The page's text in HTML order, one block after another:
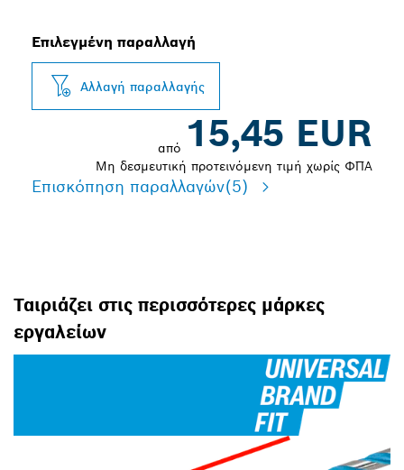
Επιλεγμένη παραλλαγή
Αλλαγή παραλλαγής
από 15,45 EUR
Μη δεσμευτική προτεινόμενη τιμή χωρίς ΦΠΑ
Επισκόπηση παραλλαγών(5)
Ταιριάζει στις περισσότερες μάρκες
εργαλείων